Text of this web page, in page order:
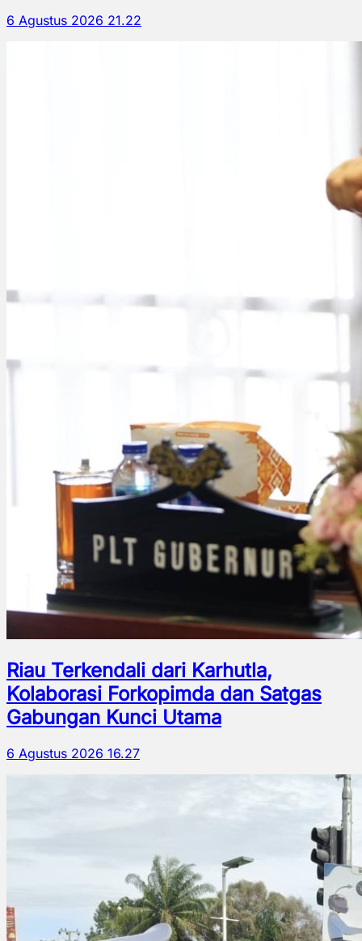
6 Agustus 2026 21.22
Riau Terkendali dari Karhutla,
Kolaborasi Forkopimda dan Satgas
Gabungan Kunci Utama
6 Agustus 2026 16.27